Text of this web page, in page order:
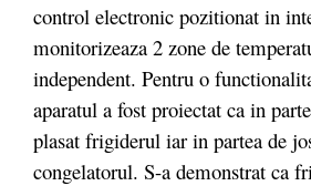
control electronic pozitionat in
monitorizeaza 2 zone de
independent. Pentru o
aparatul a fost proiectat ca in
plasat frigiderul iar in partea de
congelatorul. S-a demonstrat ca